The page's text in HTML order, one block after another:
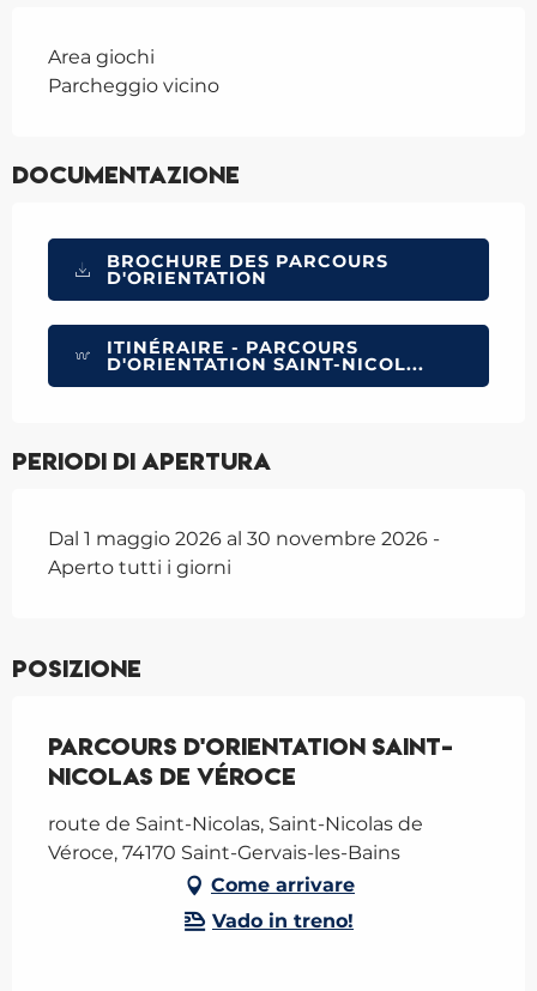
Area giochi
Parcheggio vicino
Documentazione
BROCHURE DES PARCOURS
D'ORIENTATION
ITINÉRAIRE - PARCOURS
D'ORIENTATION SAINT-NICOL...
Periodi di apertura
Dal 1 maggio 2026 al 30 novembre 2026 -
Aperto tutti i giorni
Posizione
Parcours d'orientation Saint-
Nicolas de Véroce
route de Saint-Nicolas, Saint-Nicolas de
Véroce, 74170 Saint-Gervais-les-Bains
Come arrivare
Vado in treno!